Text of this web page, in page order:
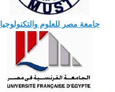
جامعة مصر للعلوم والتكنولوجيا